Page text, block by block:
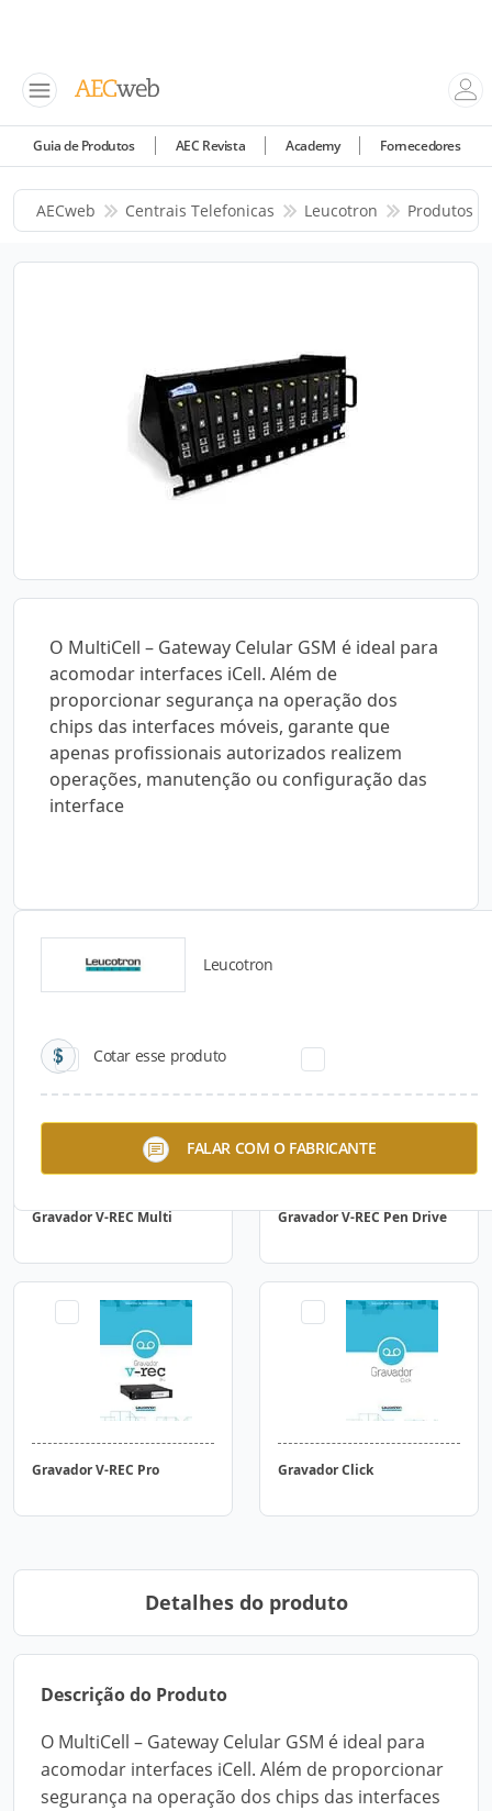
Guia de Produtos AEC Revista Academy Fornecedores
AECweb Centrais Telefonicas Leucotron Produtos
O MultiCell – Gateway Celular GSM é ideal para
acomodar interfaces iCell. Além de
proporcionar segurança na operação dos
chips das interfaces móveis, garante que
apenas profissionais autorizados realizem
operações, manutenção ou configuração das
interface
Leucotron
Cotar esse produto
FALAR COM O FABRICANTE
Catálogos para Download
Gravador V-REC Multi Gravador V-REC Pen Drive
Gravador V-REC Pro Gravador Click
Detalhes do produto
Descrição do Produto
O MultiCell – Gateway Celular GSM é ideal para
acomodar interfaces iCell. Além de proporcionar
segurança na operação dos chips das interfaces